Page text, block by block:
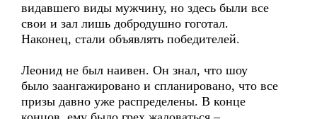
видавшего виды мужчину, но здесь были все
свои и зал лишь добродушно гоготал.
Наконец, стали объявлять победителей.
Леонид не был наивен. Он знал, что шоу
было заангажировано и спланировано, что все
призы давно уже распределены. В конце